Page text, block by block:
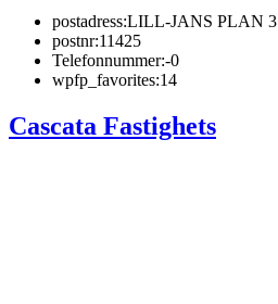
postadress:LILL-JANS PLAN 3
postnr:11425
Telefonnummer:-0
wpfp_favorites:14
Cascata Fastighets